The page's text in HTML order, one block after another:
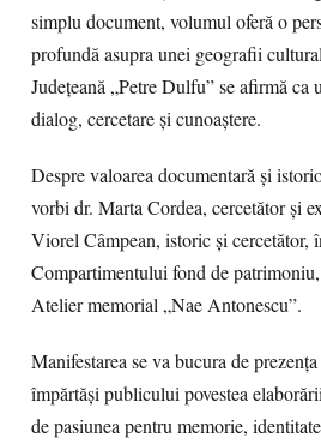
simplu document, volumul oferă o
profundă asupra unei geografii
Județeană „Petre Dulfu” se afirmă ca
dialog, cercetare și cunoaștere.
Despre valoarea documentară și
vorbi dr. Marta Cordea, cercetător și
Viorel Câmpean, istoric și cercetător,
Compartimentului fond de patrimoniu,
Atelier memorial „Nae Antonescu”.
Manifestarea se va bucura de
împărtăși publicului povestea
de pasiunea pentru memorie,